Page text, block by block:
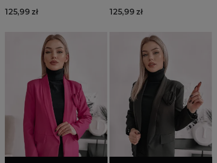
125,99 zł 125,99 zł